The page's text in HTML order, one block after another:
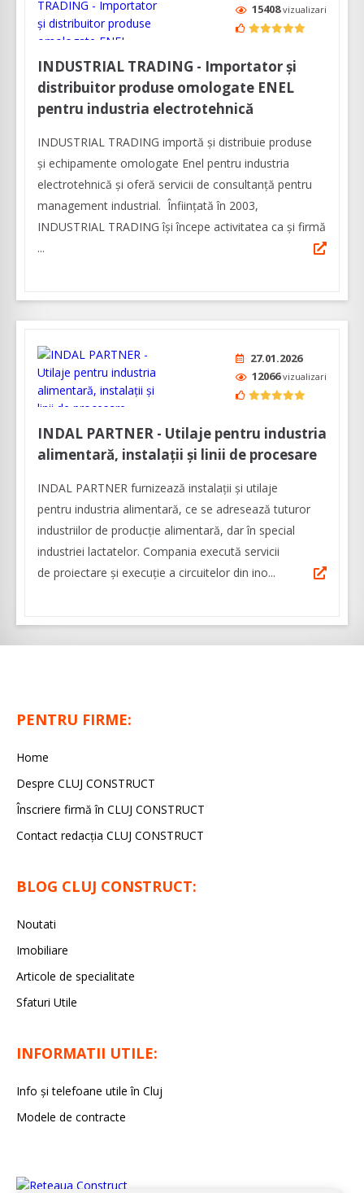
15408vizualizari
INDUSTRIAL TRADING - Importator și
distribuitor produse omologate ENEL
pentru industria electrotehnică
INDUSTRIAL TRADING importă și distribuie produse
și echipamente omologate Enel pentru industria
electrotehnică și oferă servicii de consultanță pentru
management industrial. Înfiinţată în 2003,
INDUSTRIAL TRADING îşi începe activitatea ca şi firmă
...
27.01.2026
12066vizualizari
INDAL PARTNER - Utilaje pentru industria
alimentară, instalații și linii de procesare
INDAL PARTNER furnizează instalații și utilaje
pentru industria alimentară, ce se adresează tuturor
industriilor de producție alimentară, dar în special
industriei lactatelor. Compania execută servicii
de proiectare și execuție a circuitelor din ino...
PENTRU FIRME:
Home
Despre CLUJ CONSTRUCT
Înscriere firmă în CLUJ CONSTRUCT
Contact redacția CLUJ CONSTRUCT
BLOG CLUJ CONSTRUCT:
Noutati
Imobiliare
Articole de specialitate
Sfaturi Utile
INFORMATII UTILE:
Info și telefoane utile în Cluj
Modele de contracte